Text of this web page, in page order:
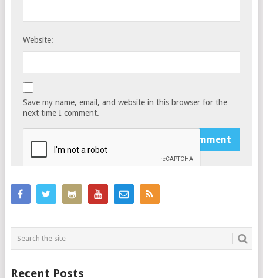
Website:
Save my name, email, and website in this browser for the
next time I comment.
Recent Posts